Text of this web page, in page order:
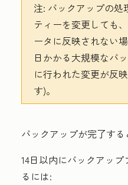
注: バックアップの処
ティーを変更しても
ータに反映されない
日かかる大規模なバ
に行われた変更が反
す)。
バックアップが完了す
14日以内にバックアッ
るには: